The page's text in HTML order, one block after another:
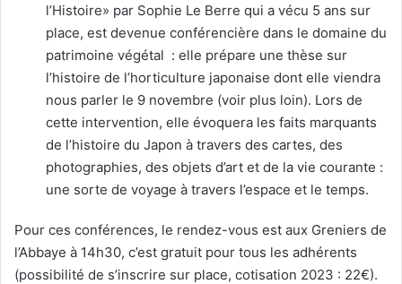
l’Histoire» par Sophie Le Berre qui a vécu 5 ans sur
place, est devenue conférencière dans le domaine du
patrimoine végétal : elle prépare une thèse sur
l’histoire de l’horticulture japonaise dont elle viendra
nous parler le 9 novembre (voir plus loin). Lors de
cette intervention, elle évoquera les faits marquants
de l’histoire du Japon à travers des cartes, des
photographies, des objets d’art et de la vie courante :
une sorte de voyage à travers l’espace et le temps.
Pour ces conférences, le rendez-vous est aux Greniers de
l’Abbaye à 14h30, c’est gratuit pour tous les adhérents
(possibilité de s’inscrire sur place, cotisation 2023 : 22€).